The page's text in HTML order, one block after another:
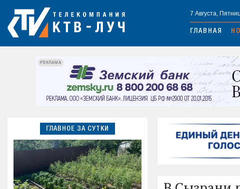
7 Августа,
ГЛАВНАЯ
РЕКЛАМА
ГЛАВНОЕ ЗА СУТКИ